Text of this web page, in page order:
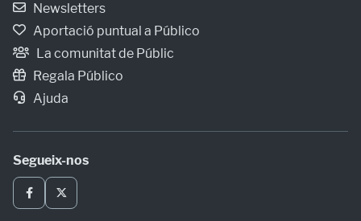
Newsletters
Aportació puntual a Público
La comunitat de Públic
Regala Público
Ajuda
Segueix-nos